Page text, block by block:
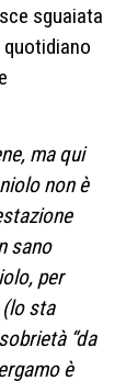
sguaiata
ma qui
non è
sano
per
sta
“da
è